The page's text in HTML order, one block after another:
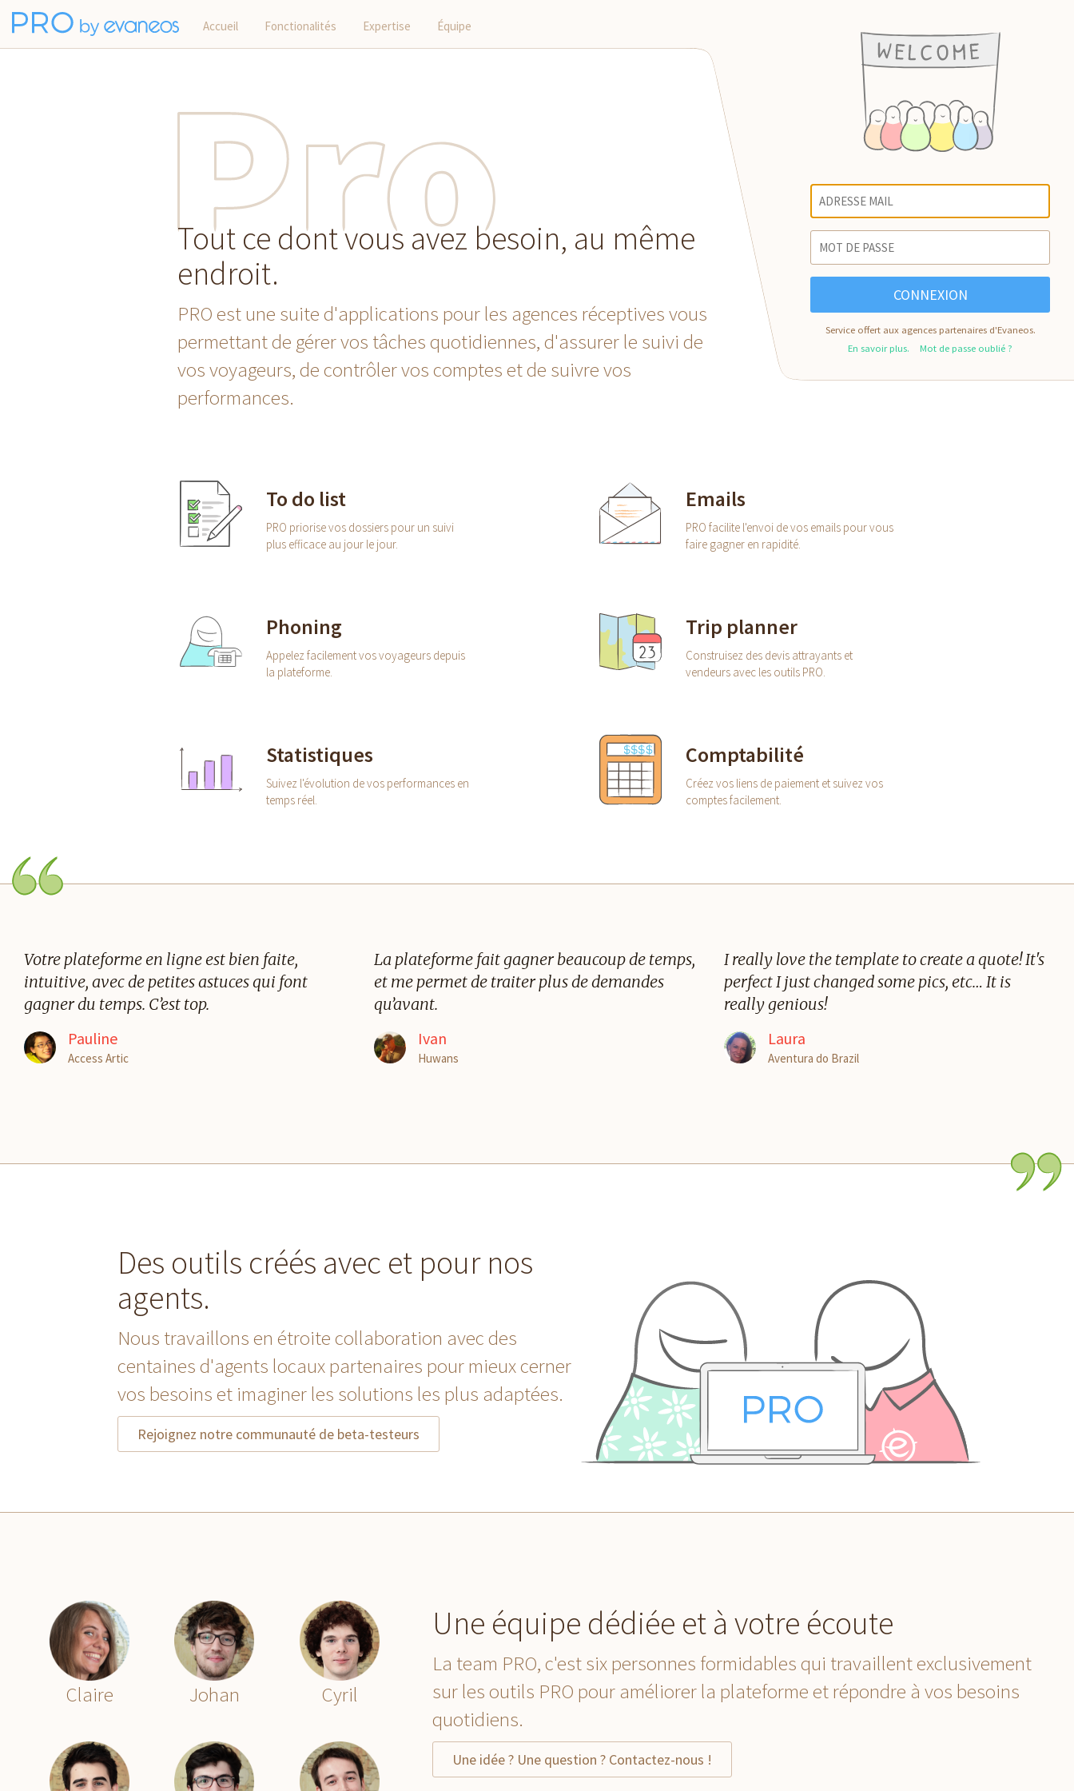
Accueil Fonctionalités Expertise Équipe
CONNEXION
Service offert aux agences partenaires d'Evaneos.
En savoir plus.
Mot de passe oublié ?
Tout ce dont vous avez besoin, au même
endroit.
PRO est une suite d'applications pour les agences réceptives vous
permettant de gérer vos tâches quotidiennes, d'assurer le suivi de
vos voyageurs, de contrôler vos comptes et de suivre vos
performances.
To do list
PRO priorise vos dossiers pour un suivi
plus efficace au jour le jour.
Emails
PRO facilite l'envoi de vos emails pour vous
faire gagner en rapidité.
Phoning
Appelez facilement vos voyageurs depuis
la plateforme.
Trip planner
Construisez des devis attrayants et
vendeurs avec les outils PRO.
Statistiques
Suivez l'évolution de vos performances en
temps réel.
Comptabilité
Créez vos liens de paiement et suivez vos
comptes facilement.
Votre plateforme en ligne est bien faite,
intuitive, avec de petites astuces qui font
gagner du temps. C’est top.
Pauline
Access Artic
La plateforme fait gagner beaucoup de temps,
et me permet de traiter plus de demandes
qu’avant.
Ivan
Huwans
I really love the template to create a quote! It's
perfect I just changed some pics, etc… It is
really genious!
Laura
Aventura do Brazil
Des outils créés avec et pour nos
agents.
Nous travaillons en étroite collaboration avec des
centaines d'agents locaux partenaires pour mieux cerner
vos besoins et imaginer les solutions les plus adaptées.
Rejoignez notre communauté de beta-testeurs
Claire Johan Cyril
Une équipe dédiée et à votre écoute
La team PRO, c'est six personnes formidables qui travaillent exclusivement
sur les outils PRO pour améliorer la plateforme et répondre à vos besoins
quotidiens.
Une idée ? Une question ? Contactez-nous !